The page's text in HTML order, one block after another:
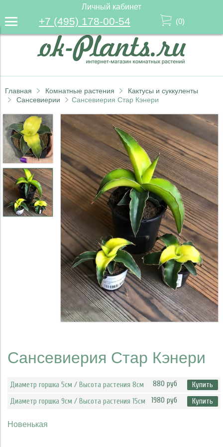
Личный кабинет
+7 (495) 178-00-54 (0)
Главная Комнатные растения
Кактусы и суккуленты
Сансевиерии
Сансевиерия Стар Кэнери
Сансевиерия Стар Кэнери
Диаметр горшка 5см / Высота растения 8см 880 руб
Купить
Диаметр горшка 9см / Высота растения 15см
1980 руб Купить
Новенькая